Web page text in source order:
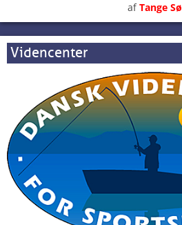
afTange Sø
Videncenter